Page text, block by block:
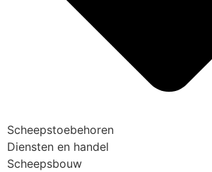
Scheepstoebehoren
Diensten en handel
Scheepsbouw